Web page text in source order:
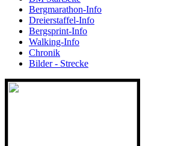
Bergmarathon-Info
Dreierstaffel-Info
Bergsprint-Info
Walking-Info
Chronik
Bilder - Strecke